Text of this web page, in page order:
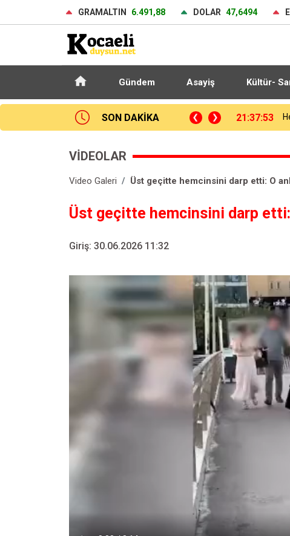
GRAMALTIN 6.491,88 DOLAR 47,6494
Gündem Asayiş Kültür-
SON DAKİKA 21:37:53
VİDEOLAR
Video Galeri Üst geçitte hemcinsini darp etti: O
Üst geçitte hemcinsini darp
Giriş: 30.06.2026 11:32